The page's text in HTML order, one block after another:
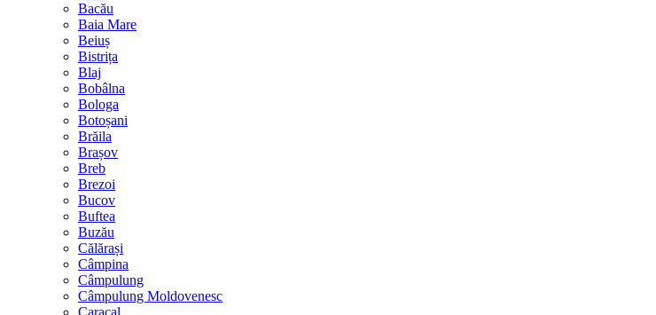
Bacău
Baia Mare
Beiuș
Bistrița
Blaj
Bobâlna
Bologa
Botoșani
Brăila
Brașov
Breb
Brezoi
Bucov
Buftea
Buzău
Călărași
Câmpina
Câmpulung
Câmpulung Moldovenesc
Caracal